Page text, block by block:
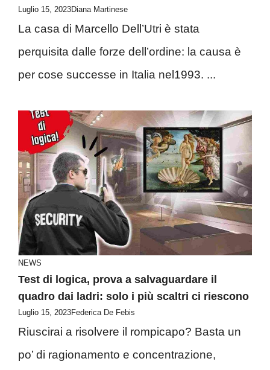
Luglio 15, 2023Diana Martinese
La casa di Marcello Dell’Utri è stata
perquisita dalle forze dell’ordine: la causa è
per cose successe in Italia nel1993. ...
NEWS
Test di logica, prova a salvaguardare il
quadro dai ladri: solo i più scaltri ci riescono
Luglio 15, 2023Federica De Febis
Riuscirai a risolvere il rompicapo? Basta un
po’ di ragionamento e concentrazione,